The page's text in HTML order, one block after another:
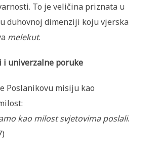
To je veličina priznata u
duhovnoj dimenziji koju vjerska
melekut.
univerzalne poruke
Poslanikovu misiju kao
kao milost svjetovima poslali.